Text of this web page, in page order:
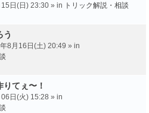
日(日) 23:30 » in トリック解説・相談
う
8月16日(土) 20:49 » in
てぇ〜！
日(火) 15:28 » in